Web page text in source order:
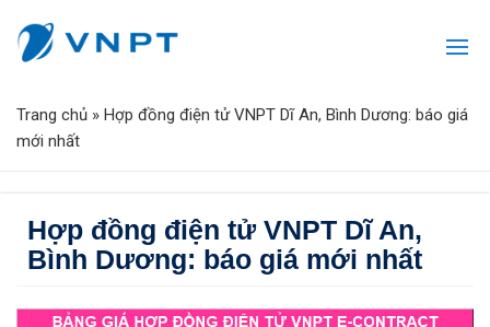
Trang chủ » Hợp đồng điện tử VNPT Dĩ An, Bình Dương: báo giá
mới nhất
Hợp đồng điện tử VNPT Dĩ An,
Bình Dương: báo giá mới nhất